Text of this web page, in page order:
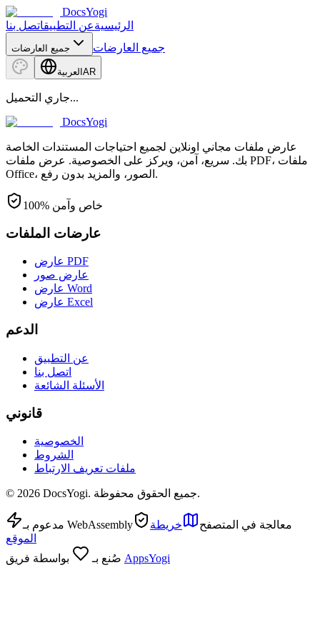
DocsYogi
الرئيسيةعن التطبيقاتصل بنا
جميع العارضات جميع العارضات
العربية AR
جاري التحميل...
DocsYogi
عارض ملفات مجاني اونلاين لجميع احتياجات المستندات الخاصة
بك. سريع، آمن، ويركز على الخصوصية. عرض ملفات PDF، ملفات
Office، الصور، والمزيد بدون رفع.
100% خاص وآمن
عارضات الملفات
عارض PDF
عارض صور
عارض Word
عارض Excel
الدعم
عن التطبيق
اتصل بنا
الأسئلة الشائعة
قانوني
الخصوصية
الشروط
ملفات تعريف الارتباط
© 2026 DocsYogi. جميع الحقوق محفوظة.
مدعوم بـ WebAssembly معالجة في المتصفح
خريطة
الموقع
صُنع بـ
بواسطة فريق AppsYogi